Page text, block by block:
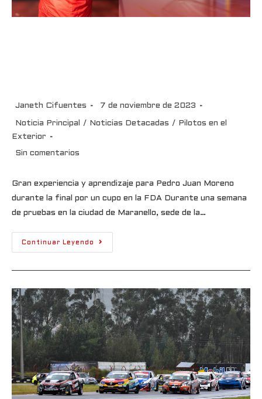
Janeth Cifuentes 7 de noviembre de 2023
Noticia Principal / Noticias Detacadas /
Pilotos en el
Exterior
Sin comentarios
Gran experiencia y aprendizaje para Pedro Juan Moreno
durante la final por un cupo en la FDA Durante una semana
de pruebas en la ciudad de Maranello, sede de la…
Continuar Leyendo